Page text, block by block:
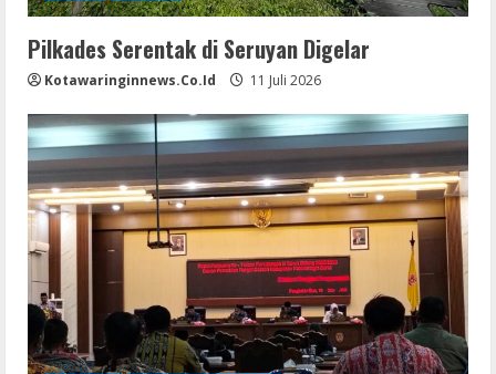
Pilkades Serentak di Seruyan Digelar
Kotawaringinnews.co.id 11 Juli 2026